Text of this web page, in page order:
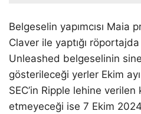
Belgeselin yapımcısı Maia
Claver ile yaptığı röportajda
Unleashed belgeselinin
gösterileceği yerler Ekim
SEC’in Ripple lehine
etmeyeceği ise 7 Ekim